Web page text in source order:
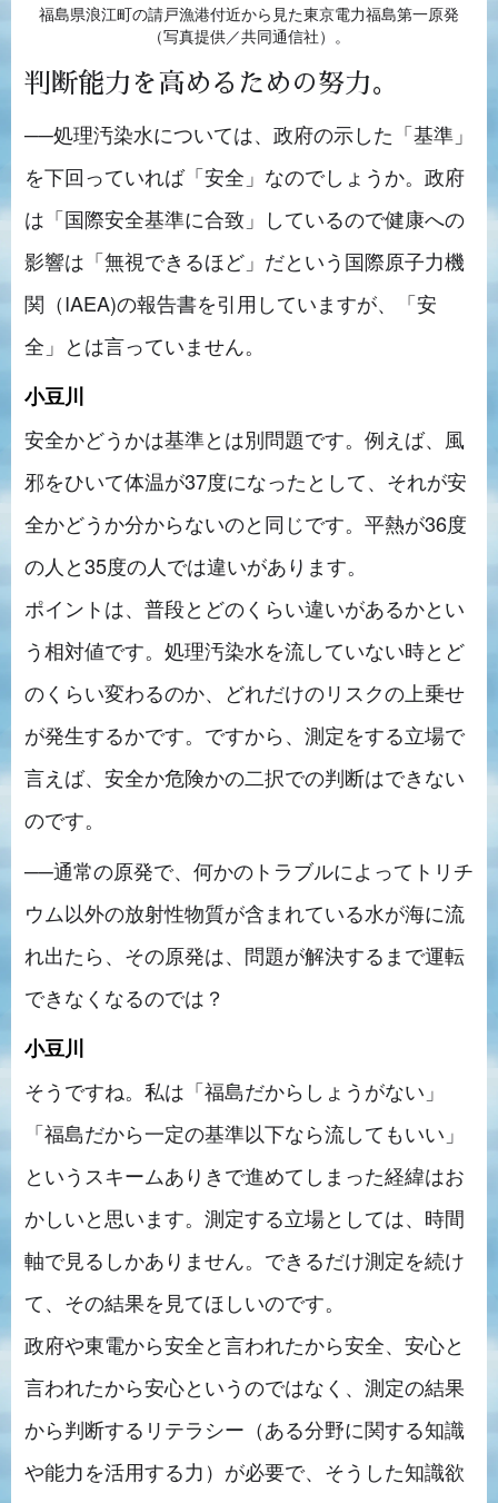
福島県浪江町の請戸漁港付近から見た東京電力福島第一原発
（写真提供／共同通信社）。
判断能力を高めるための努力。
──処理汚染水については、政府の示した「基準」
を下回っていれば「安全」なのでしょうか。政府
は「国際安全基準に合致」しているので健康への
影響は「無視できるほど」だという国際原子力機
関（IAEA)の報告書を引用していますが、「安
全」とは言っていません。
小豆川
安全かどうかは基準とは別問題です。例えば、風
邪をひいて体温が37度になったとして、それが安
全かどうか分からないのと同じです。平熱が36度
の人と35度の人では違いがあります。
ポイントは、普段とどのくらい違いがあるかとい
う相対値です。処理汚染水を流していない時とど
のくらい変わるのか、どれだけのリスクの上乗せ
が発生するかです。ですから、測定をする立場で
言えば、安全か危険かの二択での判断はできない
のです。
──通常の原発で、何かのトラブルによってトリチ
ウム以外の放射性物質が含まれている水が海に流
れ出たら、その原発は、問題が解決するまで運転
できなくなるのでは？
小豆川
そうですね。私は「福島だからしょうがない」
「福島だから一定の基準以下なら流してもいい」
というスキームありきで進めてしまった経緯はお
かしいと思います。測定する立場としては、時間
軸で見るしかありません。できるだけ測定を続け
て、その結果を見てほしいのです。
政府や東電から安全と言われたから安全、安心と
言われたから安心というのではなく、測定の結果
から判断するリテラシー（ある分野に関する知識
や能力を活用する力）が必要で、そうした知識欲